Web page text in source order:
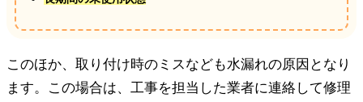
このほか、取り付け時のミスなども水漏れの原因となり
ます。この場合は、工事を担当した業者に連絡して修理